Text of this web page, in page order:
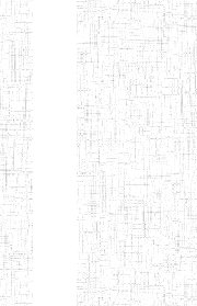
et
ESTP